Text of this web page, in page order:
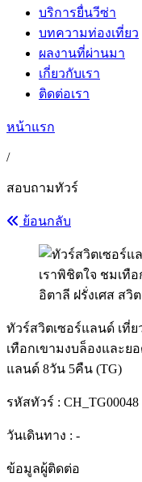
บริการยื่นวีซ่า
บทความท่องเที่ยว
ผลงานที่ผ่านมา
เกี่ยวกับเรา
ติดต่อเรา
หน้าแรก
/
สอบถามทัวร์
ย้อนกลับ
ทัวร์สวิตเซอร์แลนด์ เที่
เทือกเขามงบล็องและย
แลนด์ 8วัน 5คืน (TG)
รหัสทัวร์ : CH_TG00048
วันเดินทาง : -
ข้อมูลผู้ติดต่อ